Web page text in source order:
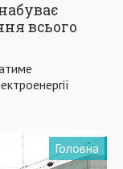
всього
Головна